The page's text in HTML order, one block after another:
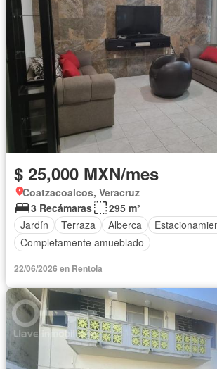
$ 25,000 MXN/mes
Coatzacoalcos, Veracruz
3 Recámaras
295 m²
Jardín
Terraza Alberca
Completamente amueblado
22/06/2026 en Rentola